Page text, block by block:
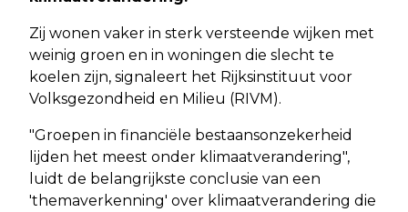
Zij wonen vaker in sterk versteende wijken met
weinig groen en in woningen die slecht te
koelen zijn, signaleert het Rijksinstituut voor
Volksgezondheid en Milieu (RIVM).
"Groepen in financiële bestaansonzekerheid
lijden het meest onder klimaatverandering",
luidt de belangrijkste conclusie van een
'themaverkenning' over klimaatverandering die